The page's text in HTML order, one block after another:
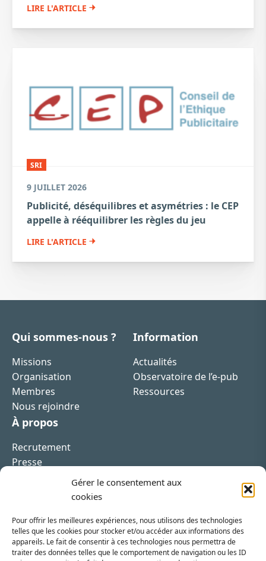
Gérer le consentement aux
cookies
Pour offrir les meilleures expériences, nous utilisons des technologies
telles que les cookies pour stocker et/ou accéder aux informations des
appareils. Le fait de consentir à ces technologies nous permettra de
traiter des données telles que le comportement de navigation ou les ID
LIRE L'ARTICLE
SRI
9 JUILLET 2026
Publicité, déséquilibres et asymétries : le CEP
appelle à rééquilibrer les règles du jeu
LIRE L'ARTICLE
Qui sommes-nous ?
Missions
Organisation
Membres
Nous rejoindre
Information
Actualités
Observatoire de l’e-pub
Ressources
À propos
Recrutement
Presse
Inscrivez-vous à la newsletter